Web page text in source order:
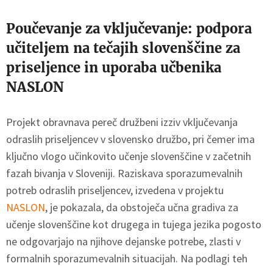
Poučevanje za vključevanje: podpora
učiteljem na tečajih slovenščine za
priseljence in uporaba učbenika
NASLON
Projekt obravnava pereč družbeni izziv vključevanja
odraslih priseljencev v slovensko družbo, pri čemer ima
ključno vlogo učinkovito učenje slovenščine v začetnih
fazah bivanja v Sloveniji. Raziskava sporazumevalnih
potreb odraslih priseljencev, izvedena v projektu
NASLON, je pokazala, da obstoječa učna gradiva za
učenje slovenščine kot drugega in tujega jezika pogosto
ne odgovarjajo na njihove dejanske potrebe, zlasti v
formalnih sporazumevalnih situacijah. Na podlagi teh